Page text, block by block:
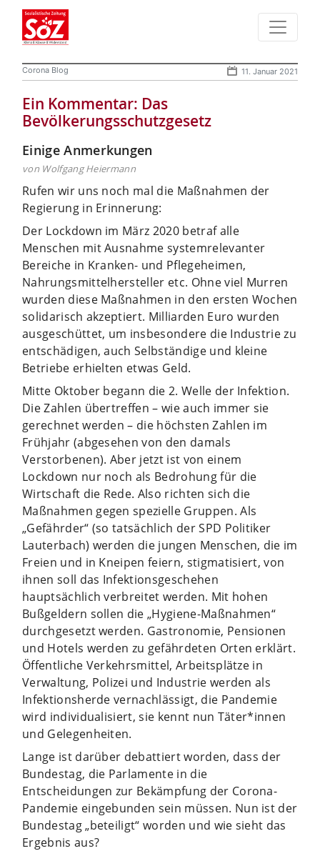
Corona Blog 11. Januar 2021
Ein Kommentar: Das
Bevölkerungsschutzgesetz
Einige Anmerkungen
von Wolfgang Heiermann
Rufen wir uns noch mal die Maßnahmen der
Regierung in Erinnerung:
Der Lockdown im März 2020 betraf alle
Menschen mit Ausnahme systemrelevanter
Bereiche in Kranken- und Pflegeheimen,
Nahrungsmittelhersteller etc. Ohne viel Murren
wurden diese Maßnahmen in den ersten Wochen
solidarisch akzeptiert. Milliarden Euro wurden
ausgeschüttet, um insbesondere die Industrie zu
entschädigen, auch Selbständige und kleine
Betriebe erhielten etwas Geld.
Mitte Oktober begann die 2. Welle der Infektion.
Die Zahlen übertreffen – wie auch immer sie
gerechnet werden – die höchsten Zahlen im
Frühjahr (abgesehen von den damals
Verstorbenen). Aber jetzt ist von einem
Lockdown nur noch als Bedrohung für die
Wirtschaft die Rede. Also richten sich die
Maßnahmen gegen spezielle Gruppen. Als
„Gefährder“ (so tatsächlich der SPD Politiker
Lauterbach) werden die jungen Menschen, die im
Freien und in Kneipen feiern, stigmatisiert, von
ihnen soll das Infektionsgeschehen
hauptsächlich verbreitet werden. Mit hohen
Bußgeldern sollen die „Hygiene-Maßnahmen“
durchgesetzt werden. Gastronomie, Pensionen
und Hotels werden zu gefährdeten Orten erklärt.
Öffentliche Verkehrsmittel, Arbeitsplätze in
Verwaltung, Polizei und Industrie werden als
Infektionsherde vernachlässigt, die Pandemie
wird individualisiert, sie kennt nun Täter*innen
und Gelegenheiten.
Lange ist darüber debattiert worden, dass der
Bundestag, die Parlamente in die
Entscheidungen zur Bekämpfung der Corona-
Pandemie eingebunden sein müssen. Nun ist der
Bundestag „beteiligt“ worden und wie sieht das
Ergebnis aus?